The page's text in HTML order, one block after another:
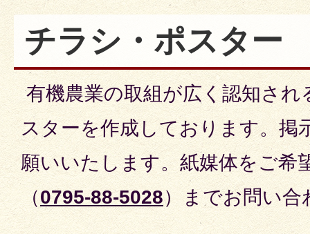
チラシ・ポスター
有機農業の取組が広く認知され
スターを作成しております。掲
願いいたします。紙媒体をご希
（0795-88-5028）までお問い